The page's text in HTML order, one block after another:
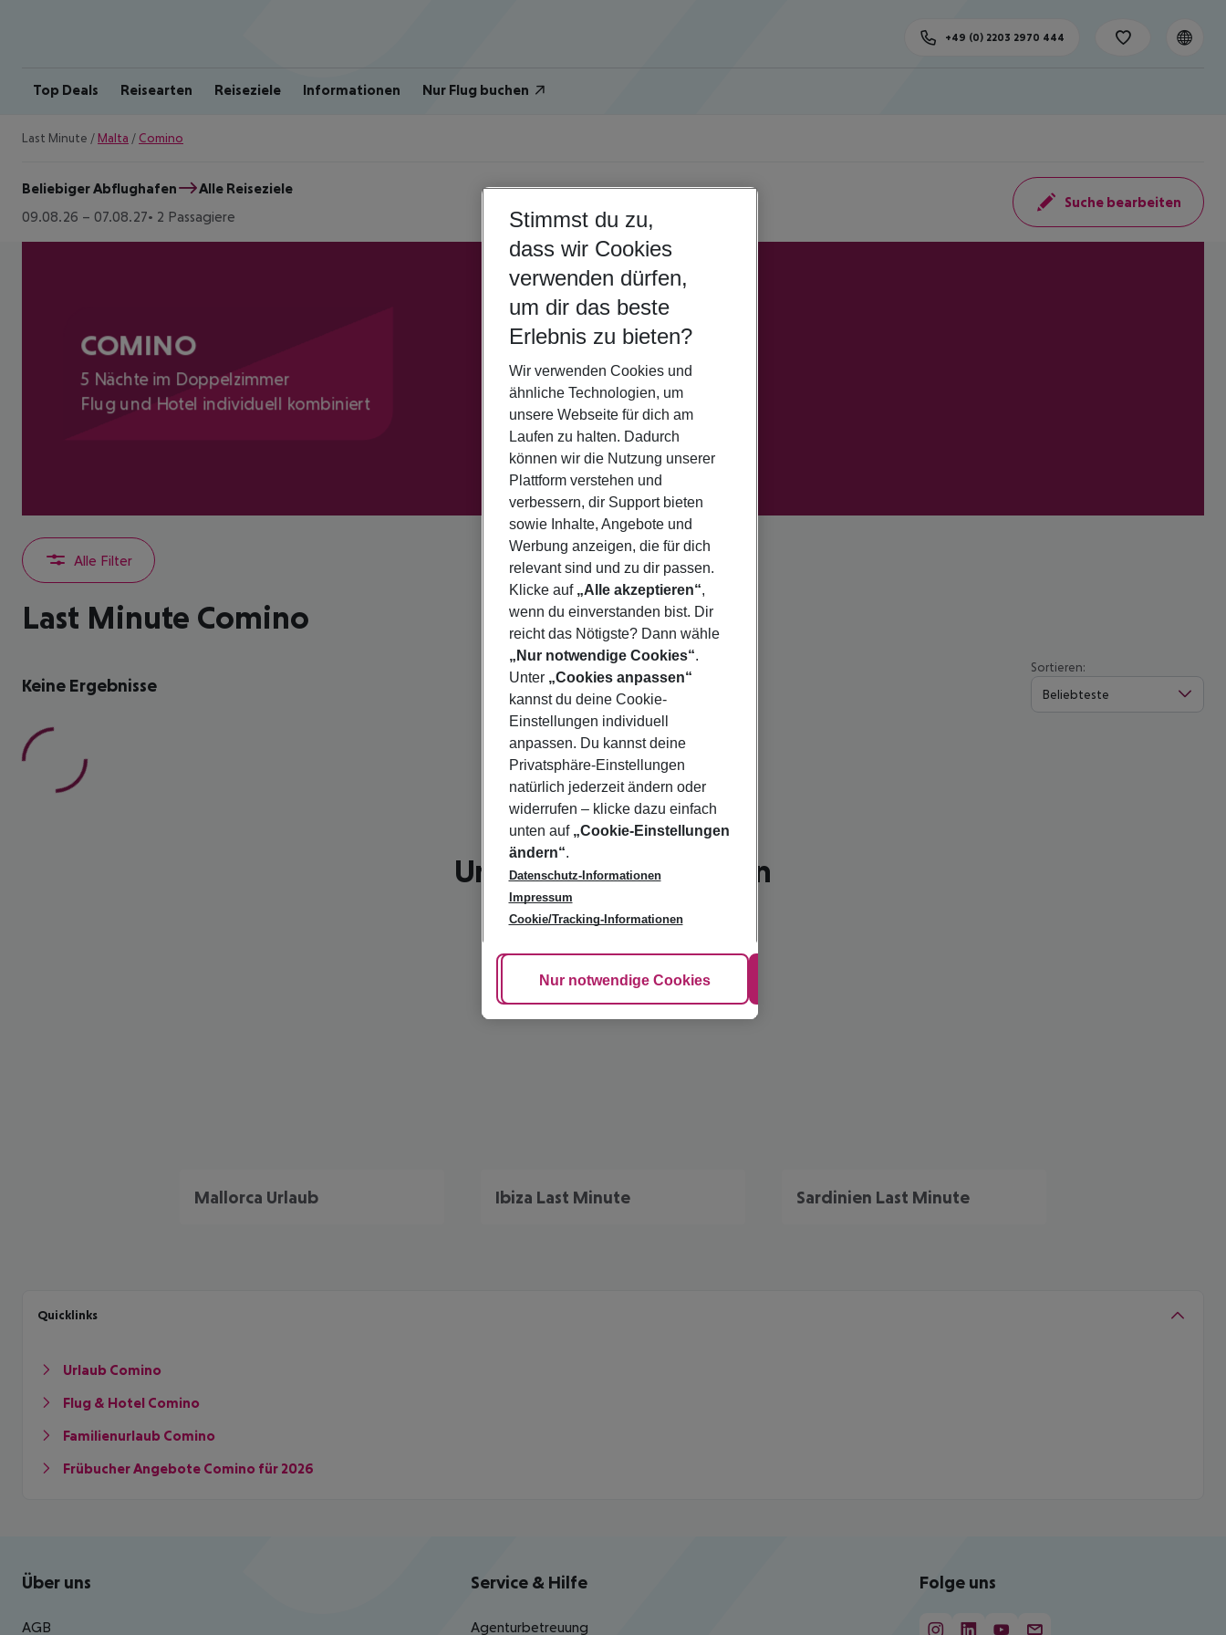
Top Deals Reisearten Reiseziele Informationen Nur Flug buchen
+49 (0) 2203 2970 444
Last Minute / Malta / Comino
Beliebiger Abflughafen
Alle Reiseziele
09.08.26 – 07.08.27 2 Passagiere
Suche bearbeiten
COMINO
5 Nächte im Doppelzimmer
Flug und Hotel individuell kombiniert
Alle Filter
Last Minute Comino
Keine Ergebnisse
Sortieren:
Beliebteste
Unsere Empfehlungen
Mallorca Urlaub Ibiza Last Minute Sardinien Last Minute
Quicklinks
Urlaub Comino
Flug & Hotel Comino
Familienurlaub Comino
Frübucher Angebote Comino für 2026
Footer navigation
Über uns
AGB
Service & Hilfe
Agenturbetreuung
Folge uns
Stimmst du zu,
dass wir Cookies
verwenden dürfen,
um dir das beste
Erlebnis zu bieten?
Wir verwenden Cookies und
ähnliche Technologien, um
unsere Webseite für dich am
Laufen zu halten. Dadurch
können wir die Nutzung unserer
Plattform verstehen und
verbessern, dir Support bieten
sowie Inhalte, Angebote und
Werbung anzeigen, die für dich
relevant sind und zu dir passen.
Klicke auf „Alle akzeptieren“,
wenn du einverstanden bist. Dir
reicht das Nötigste? Dann wähle
„Nur notwendige Cookies“.
Unter „Cookies anpassen“
kannst du deine Cookie-
Einstellungen individuell
anpassen. Du kannst deine
Privatsphäre-Einstellungen
natürlich jederzeit ändern oder
widerrufen – klicke dazu einfach
unten auf „Cookie-Einstellungen
ändern“.
Datenschutz-Informationen
Impressum
Cookie/Tracking-Informationen
Cookie anpassen
Nur notwendige Cookies